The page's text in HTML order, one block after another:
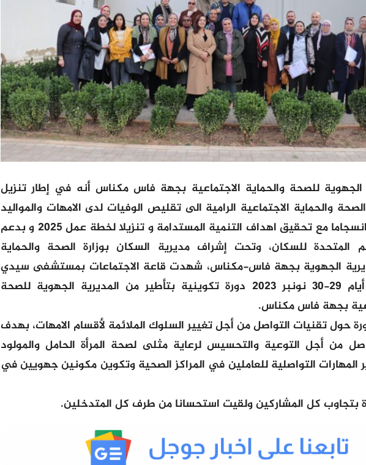
الجهوية للصحة والحماية الاجتماعية بجهة فاس مكناس أنه في إطار تنزيل
والحماية الاجتماعية الرامية الى تقليص الوفيات لدى الامهات والمواليد
حديثي الولادة وانسجاما مع تحقيق اهداف التنمية المستدامة و تنزيلا لخطة عمل 2025 و بدعم
المتحدة للسكان، وتحت إشراف مديرية السكان بوزارة الصحة والحماية
الجهوية بجهة فاس-مكناس، شهدت قاعة الاجتماعات بمستشفى سيدي
سعيد بمكناس أيام 29-30 نونبر 2023 دورة تكوينية بتأطير من المديرية الجهوية للصحة
بجهة فاس مكناس.
حول تقنيات التواصل من أجل تغيير السلوك الملائمة لأقسام الامهات، بهدف
من أجل التوعية والتحسيس لرعاية مثلى لصحة المرأة الحامل والمولود
المهارات التواصلية للعاملين في المراكز الصحية وتكوين مكونين جهويين في
بتجاوب كل المشاركين ولقيت استحسانا من طرف كل المتدخلين.